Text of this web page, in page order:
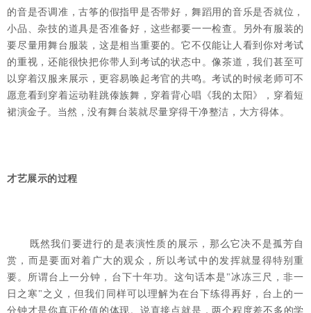
的音是否调准，古筝的假指甲是否带好，舞蹈用的音乐是否就位，
小品、杂技的道具是否准备好，这些都要一一检查。另外有服装的
要尽量用舞台服装，这是相当重要的。它不仅能让人看到你对考试
的重视，还能很快把你带人到考试的状态中。像茶道，我们甚至可
以穿着汉服来展示，更容易唤起考官的共鸣。考试的时候老师可不
愿意看到穿着运动鞋跳傣族舞，穿着背心唱《我的太阳》，穿着短
裙演金子。当然，没有舞台装就尽量穿得干净整洁，大方得体。
才艺展示的过程
既然我们要进行的是表演性质的展示，那么它决不是孤芳自
赏，而是要面对着广大的观众，所以考试中的发挥就显得特别重
要。所谓台上一分钟，台下十年功。这句话本是"冰冻三尺，非一
日之寒"之义，但我们同样可以理解为在台下练得再好，台上的一
分钟才是你真正价值的体现。说直接点就是，两个程度差不多的学